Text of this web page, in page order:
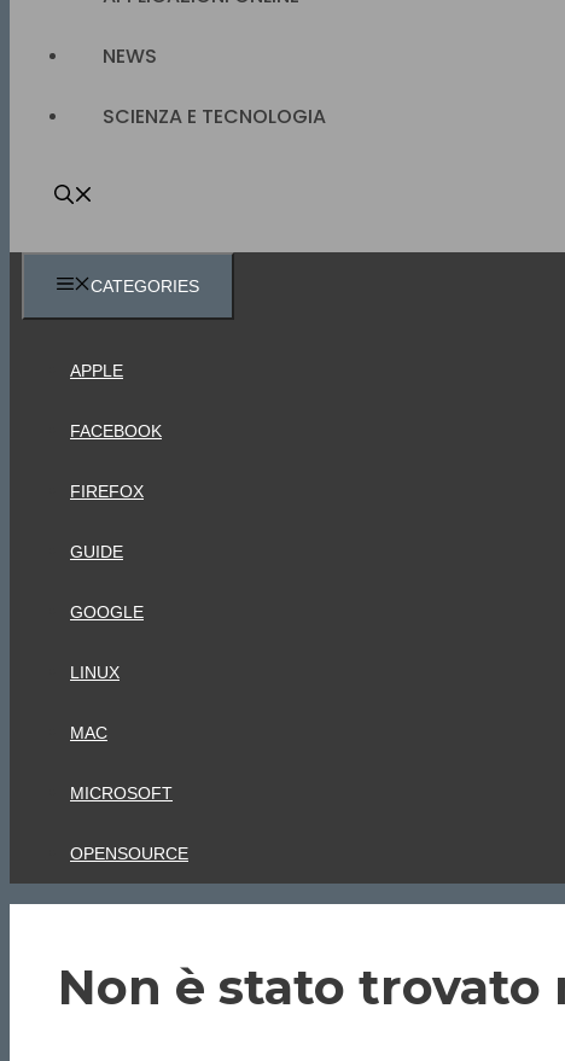
NEWS
SCIENZA E TECNOLOGIA
CATEGORIES
APPLE
FACEBOOK
FIREFOX
GUIDE
GOOGLE
LINUX
MAC
MICROSOFT
OPENSOURCE
Non è stato trovato